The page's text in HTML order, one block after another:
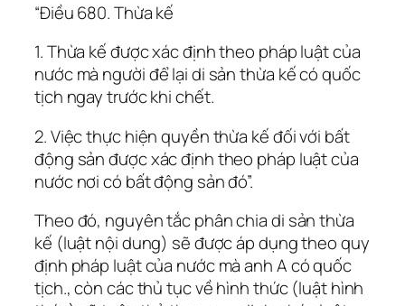
“Điều 680. Thừa kế
1. Thừa kế được xác định theo pháp luật của
nước mà người để lại di sản thừa kế có quốc
tịch ngay trước khi chết.
2. Việc thực hiện quyền thừa kế đối với bất
động sản được xác định theo pháp luật của
nước nơi có bất động sản đó”.
Theo đó, nguyên tắc phân chia di sản thừa
kế (luật nội dung) sẽ được áp dụng theo quy
định pháp luật của nước mà anh A có quốc
tịch., còn các thủ tục về hình thức (luật hình